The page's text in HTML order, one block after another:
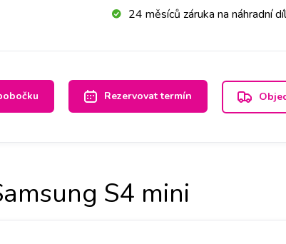
24 měsíců záruka na náhradní
Rezervovat termín
S4 mini